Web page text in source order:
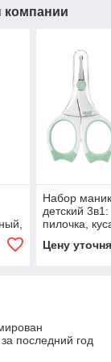
Набор
детский
пилочка,
малыша
зеленый
Цену
последний год